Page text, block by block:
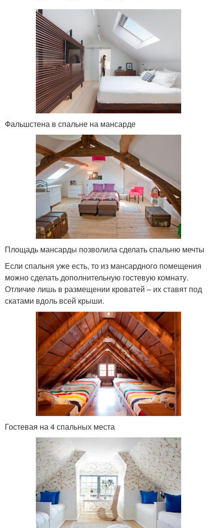
Фальшстена в спальне на мансарде
Площадь мансарды позволила сделать спальню мечты
Если спальня уже есть, то из мансардного помещения
можно сделать дополнительную гостевую комнату.
Отличие лишь в размещении кроватей – их ставят под
скатами вдоль всей крыши.
Гостевая на 4 спальных места